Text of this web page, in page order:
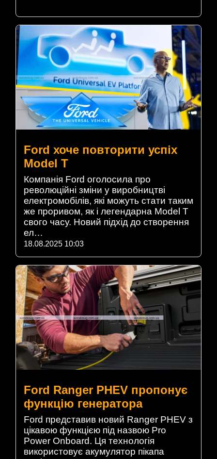
Ford хоче повторити успіх
Model T
Компанія Ford оголосила про
революційні зміни у виробництві
електромобілів, які можуть стати таким
же проривом, як і легендарна Model T
свого часу. Новий підхід до створення
ел…
18.08.2025 10:03
Ford Ranger PHEV пропонує
функцію генератора
Ford представив новий Ranger PHEV з
цікавою функцією під назвою Pro
Power Onboard. Ця технологія
використовує акумулятор пікапа